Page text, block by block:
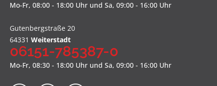
Mo-Fr, 08:00 - 18:00 Uhr und Sa, 09:00 - 16:00 Uhr
Gutenbergstraße 20
64331 Weiterstadt
06151-785387-0
Mo-Fr, 08:30 - 18:00 Uhr und Sa, 09:00 - 16:00 Uhr